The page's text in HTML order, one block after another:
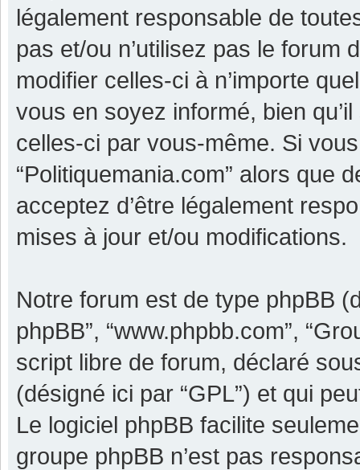
légalement responsable de
pas et/ou n’utilisez pas le forum
modifier celles-ci à n’importe
vous en soyez informé, bien
celles-ci par vous-même. Si
“Politiquemania.com” alors que
acceptez d’être légalement
mises à jour et/ou modifications.
Notre forum est de type phpBB
phpBB”, “www.phpbb.com”,
script libre de forum, déclaré
(désigné ici par “GPL”) et qui
Le logiciel phpBB facilite
groupe phpBB n’est pas